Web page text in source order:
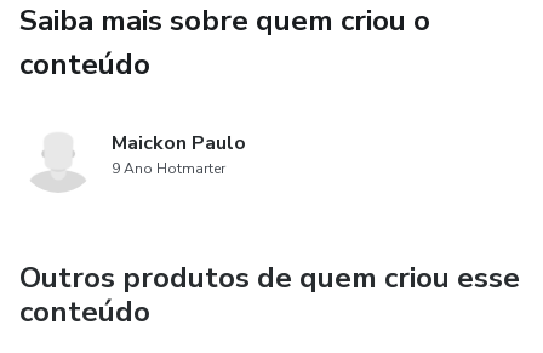
Saiba mais sobre quem criou o
conteúdo
Maickon Paulo
9 Ano Hotmarter
Outros produtos de quem criou esse
conteúdo